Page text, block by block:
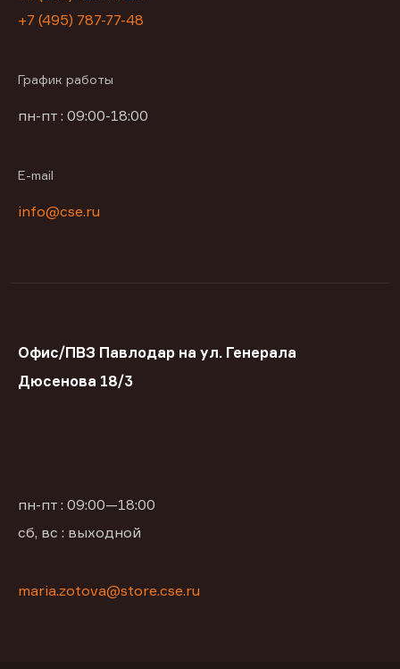
+7 (495) 787-77-48
График работы
пн-пт : 09:00-18:00
E-mail
info@cse.ru
Офис/ПВЗ Павлодар на ул. Генерала
Дюсенова 18/3
пн-пт : 09:00—18:00
сб, вс : выходной
maria.zotova@store.cse.ru